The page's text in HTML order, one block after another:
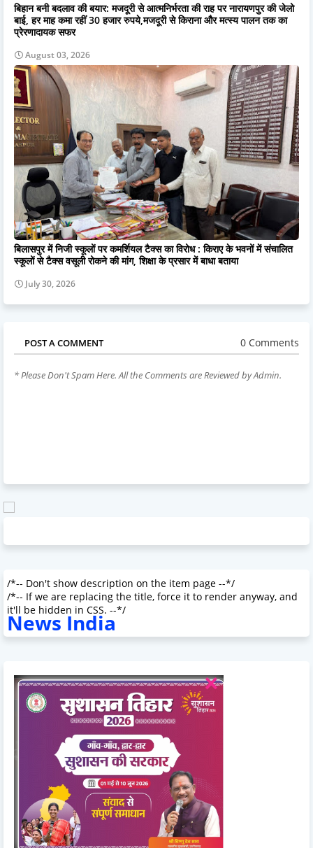
बिहान बनी बदलाव की बयार: मजदूरी से आत्मनिर्भरता की राह पर नारायणपुर की जेलो
बाई, हर माह कमा रहीं 30 हजार रुपये,मजदूरी से किराना और मत्स्य पालन तक का
प्रेरणादायक सफर
August 03, 2026
बिलासपुर में निजी स्कूलों पर कमर्शियल टैक्स का विरोध : किराए के भवनों में संचालित
स्कूलों से टैक्स वसूली रोकने की मांग, शिक्षा के प्रसार में बाधा बताया
July 30, 2026
POST A COMMENT 0 Comments
* Please Don't Spam Here. All the Comments are Reviewed by Admin.
/*-- Don't show description on the item page --*/
/*-- If we are replacing the title, force it to render anyway, and
it'll be hidden in CSS. --*/
News India